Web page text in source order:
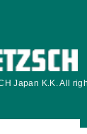
Japan K.K. All